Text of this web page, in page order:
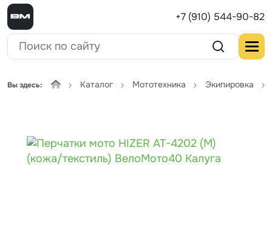
+7 (910) 544-90-82
Вы здесь: Каталог Мототехника Экипировка